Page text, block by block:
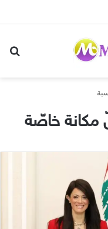
مكانة خاصّة